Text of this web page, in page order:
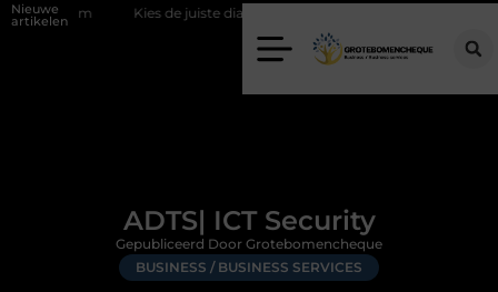
Nieuwe
artikelenKies de juiste diamantboor voor uw project
ADTS| ICT Security
BUSINESS / BUSINESS SERVICES
Gepubliceerd Door Grotebomencheque